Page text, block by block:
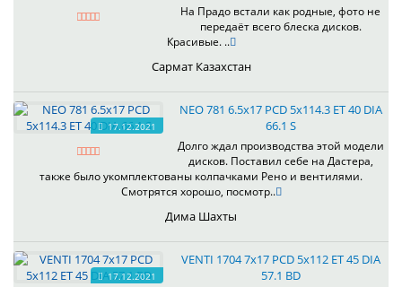
На Прадо встали как родные, фото не
передаёт всего блеска дисков.
Красивые. ..
Сармат Казахстан
17.12.2021
NEO 781 6.5x17 PCD 5x114.3 ET 40 DIA
66.1 S
Долго ждал производства этой модели
дисков. Поставил себе на Дастера,
также было укомплектованы колпачками Рено и вентилями.
Смотрятся хорошо, посмотр..
Дима Шахты
17.12.2021
VENTI 1704 7x17 PCD 5x112 ET 45 DIA
57.1 BD